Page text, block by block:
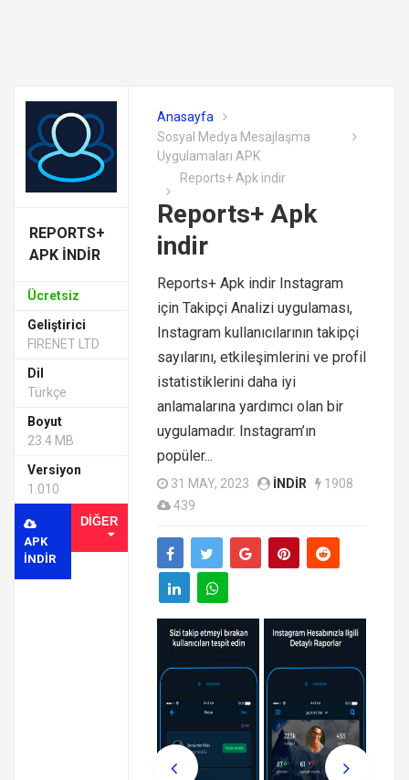
REPORTS+
APK INDIR
Ücretsiz
Geliştirici
FIRENET LTD
Dil
Türkçe
Boyut
23.4 MB
Versiyon
1.010
APK
INDIR
DIĞER
Anasayfa
Sosyal Medya Mesajlaşma
Uygulamaları APK
Reports+ Apk indir
Reports+ Apk
indir
Reports+ Apk indir Instagram
için Takipçi Analizi uygulaması,
Instagram kullanıcılarının takipçi
sayılarını, etkileşimlerini ve profil
istatistiklerini daha iyi
anlamalarına yardımcı olan bir
uygulamadır. Instagram’ın
popüler...
31 MAY, 2023 INDIR
1908
439